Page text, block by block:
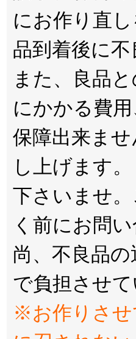
にお作り直
品到着後に
また、良品
にかかる費
保障出来ま
し上げます
下さいませ
く前にお問
尚、不良品
で負担させて
※お作りさせ